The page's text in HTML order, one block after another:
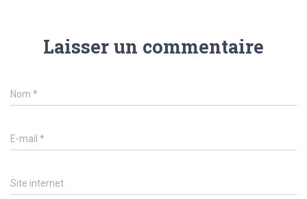
Laisser un commentaire
Nom *
E-mail *
Site internet